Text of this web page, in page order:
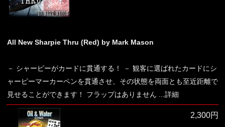
All New Sharpie Thru (Red) by Mark Mason
－ シャーピーがカードに貫通する！ － 観客に選ばれたカードにシ
ャーピーマーカーペンを貫通させ、その状態を両面とも至近距離で
見せることができます！ フラップはありません ...詳細
2,300円